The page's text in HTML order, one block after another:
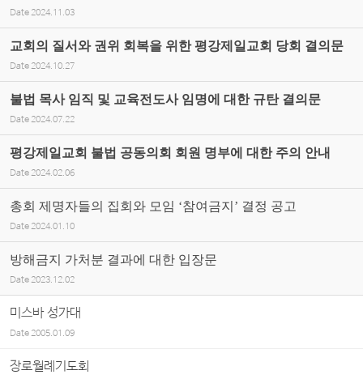
Date 2024.11.03
교회의 질서와 권위 회복을 위한 평강제일교회 당회 결의문
Date 2024.10.27
불법 목사 임직 및 교육전도사 임명에 대한 규탄 결의문
Date 2024.07.22
평강제일교회 불법 공동의회 회원 명부에 대한 주의 안내
Date 2024.02.06
총회 제명자들의 집회와 모임 ‘참여금지’ 결정 공고
Date 2024.01.10
방해금지 가처분 결과에 대한 입장문
Date 2023.12.02
미스바 성가대
Date2005.01.09
장로월례기도회